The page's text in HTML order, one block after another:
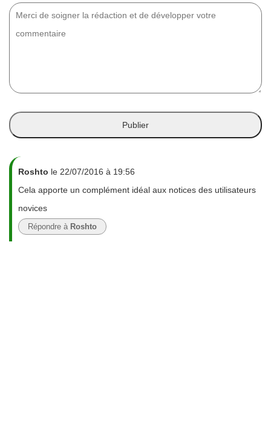
Roshto le 22/07/2016 à 19:56
Cela apporte un complément idéal aux notices des utilisateurs
novices
Répondre à Roshto